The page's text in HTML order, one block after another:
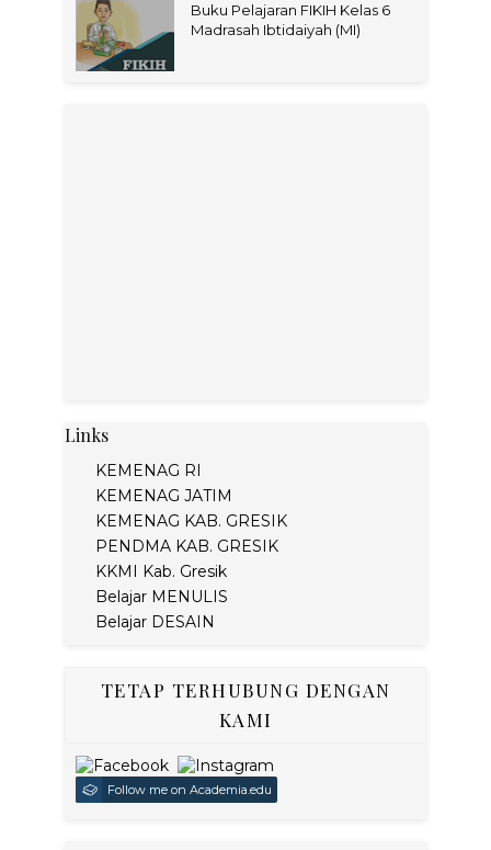
Buku Pelajaran FIKIH Kelas 6
Madrasah Ibtidaiyah (MI)
Links
KEMENAG RI
KEMENAG JATIM
KEMENAG KAB. GRESIK
PENDMA KAB. GRESIK
KKMI Kab. Gresik
Belajar MENULIS
Belajar DESAIN
TETAP TERHUBUNG DENGAN
KAMI
Follow me on Academia.edu